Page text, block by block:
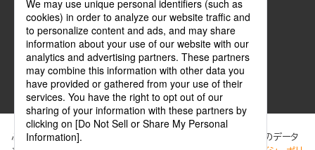
ぶんか社が運営するサイトでは、利便性向上のためにCookie等のデータ